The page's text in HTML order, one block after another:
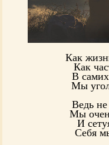
Как
Как
В
Мы
Ведь
Мы
И
Себя